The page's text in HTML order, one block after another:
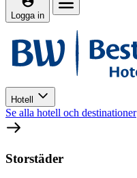
Logga in
Hotell
Se alla hotell och destinationer
Storstäder